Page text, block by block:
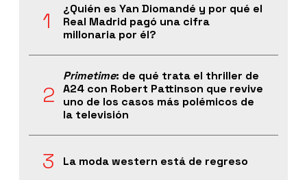
¿Quién es Yan Diomandé y por qué el
Real Madrid pagó una cifra
millonaria por él?
Primetime: de qué trata el thriller de
A24 con Robert Pattinson que revive
uno de los casos más polémicos de
la televisión
La moda western está de regreso